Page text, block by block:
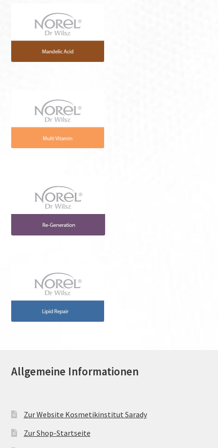
Allgemeine Informationen
Zur Website Kosmetikinstitut Sarady
Zur Shop-Startseite